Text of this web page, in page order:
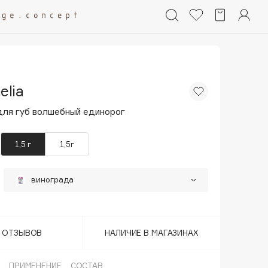
губ волшебный единорог
1,5 г 1,5г
винограда
ОТЗЫВОВ НАЛИЧИЕ В МАГАЗИНАХ
ПРИМЕНЕНИЕ СОСТАВ